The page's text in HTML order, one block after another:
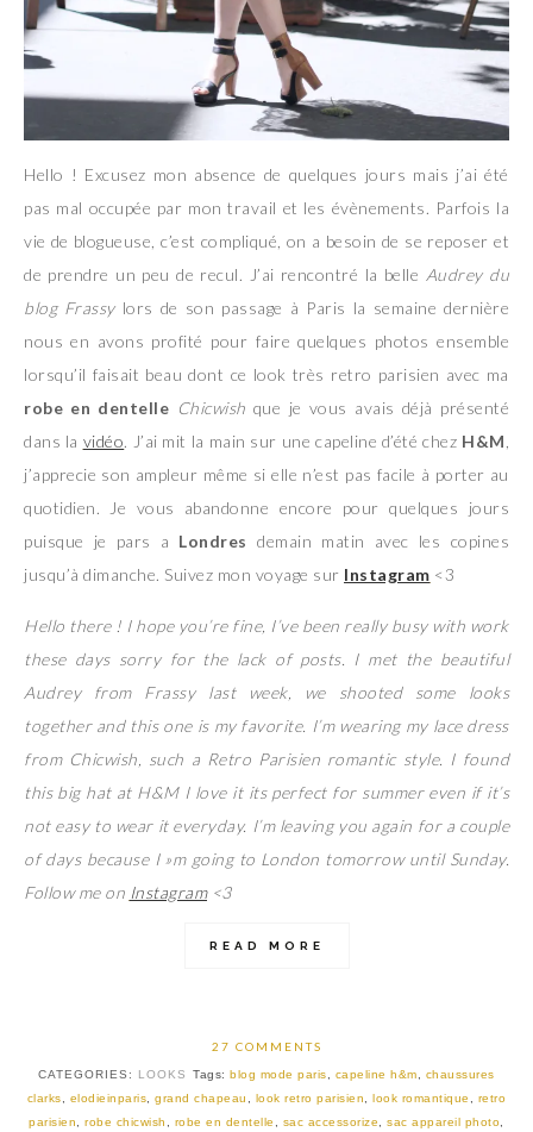
Hello ! Excusez mon absence de quelques jours mais j’ai été
pas mal occupée par mon travail et les évènements. Parfois la
vie de blogueuse, c’est compliqué, on a besoin de se reposer et
de prendre un peu de recul. J’ai rencontré la belle Audrey du
blog Frassylors de son passage à Paris la semaine dernière
nous en avons profité pour faire quelques photos ensemble
lorsqu’il faisait beau dont ce look très retro parisien avec ma
robe en dentelle Chicwish que je vous avais déjà présenté
dans la vidéo. J’ai mit la main sur une capeline d’été chez H&M,
j’apprecie son ampleur même si elle n’est pas facile à porter au
quotidien. Je vous abandonne encore pour quelques jours
puisque je pars a Londres demain matin avec les copines
jusqu’à dimanche. Suivez mon voyage sur Instagram <3
Hello there ! I hope you’re fine, I’ve been really busy with work
these days sorry for the lack of posts. I met the beautiful
Audrey from Frassy last week, we shooted some looks
together and this one is my favorite. I’m wearing my lace dress
from Chicwish, such a Retro Parisien romantic style. I found
this big hat at H&M I love it its perfect for summer even if it’s
not easy to wear it everyday. I’m leaving you again for a couple
of days because I »m going to London tomorrow until Sunday.
Follow me on Instagram<3
READ MORE
27 COMMENTS
CATEGORIES: LOOKS Tags: blog mode paris, capeline h&m, chaussures
clarks, elodieinparis,grand chapeau , look retro parisien, look romantique , retro
parisien,robe chicwish , robe en dentelle , sac accessorize,sac appareil photo,